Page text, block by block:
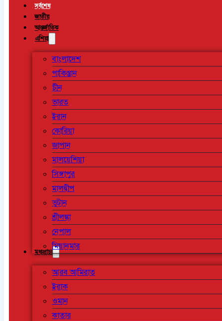
সর্বশেষ
জাতীয়
আন্তর্জাতিক
এশিয়া
বাংলাদেশ
পাকিস্তান
চীন
ভারত
ইরান
কোরিয়া
জাপান
মালয়েশিয়া
সিঙ্গাপুর
মালদ্বীপ
ভুটান
শ্রীলঙ্কা
নেপাল
মিয়ানমার
মধ্যপ্রাচ্য
আরব আমিরাত
ইরাক
ওমান
কাতার